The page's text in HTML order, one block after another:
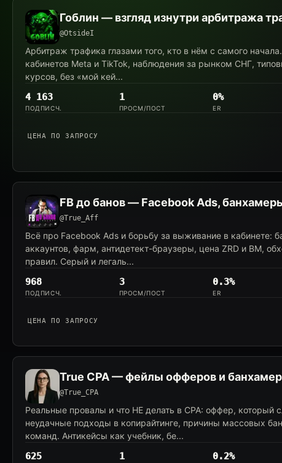
Каналы
категории
«Buyer
Tactics»
Гоблин — взгляд изнутри арбитража
@OtsideI
Арбитраж трафика глазами того, кто в нём с самого
кабинетов Meta и TikTok, наблюдения за рынком СНГ,
курсов, без «мой кей...
4 163
ПОДПИСЧ.
1
ПРОСМ/ПОСТ
0%
ER
ЦЕНА ПО ЗАПРОСУ
FB до банов — Facebook Ads,
@True_Aff
Всё про Facebook Ads и борьбу за выживание в кабинете:
аккаунтов, фарм, антидетект-браузеры, цена ZRD и BM,
правил. Серый и легаль...
968
ПОДПИСЧ.
3
ПРОСМ/ПОСТ
0.3%
ER
ЦЕНА ПО ЗАПРОСУ
True CPA — фейлы офферов и
@True_CPA
Реальные провалы и что НЕ делать в CPA: оффер, который
неудачные подходы в копирайтинге, причины массовых
команд. Антикейсы как учебник, бе...
625 1 0.2%